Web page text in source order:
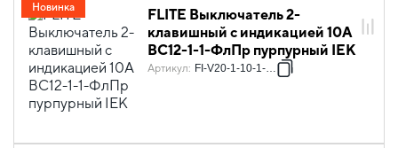
FLITE Выключатель 2-
клавишный с индикацией 10А
ВС12-1-1-ФлПр пурпурный IEK
Артикул: FI-V20-1-10-1-K99
Новинка